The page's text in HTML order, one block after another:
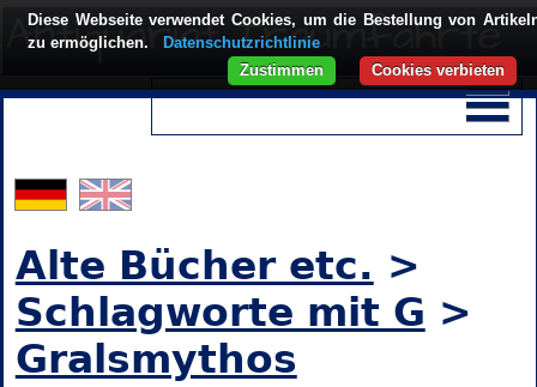
Alte Bücher etc. >
Schlagworte mit G >
Gralsmythos
Diese Webseite verwendet Cookies, um die Bestellung von
zu ermöglichen.
Datenschutzrichtlinie
Cookies verbieten
Zustimmen